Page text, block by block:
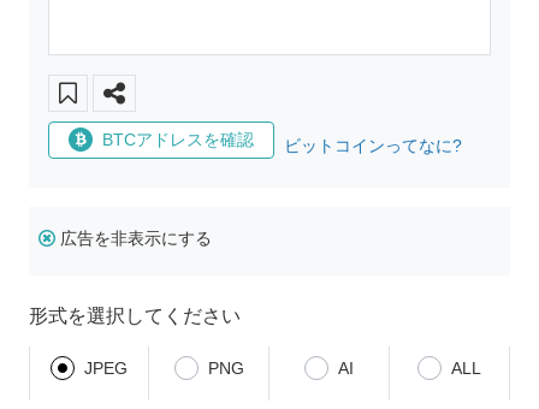
BTCアドレスを確認 ビットコインってなに?
広告を非表示にする
形式を選択してください
JPEG PNG AI ALL